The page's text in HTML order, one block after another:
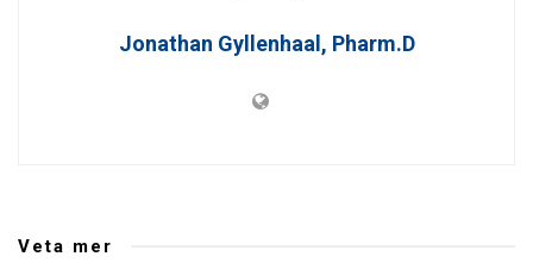
Jonathan Gyllenhaal, Pharm.D
Veta mer